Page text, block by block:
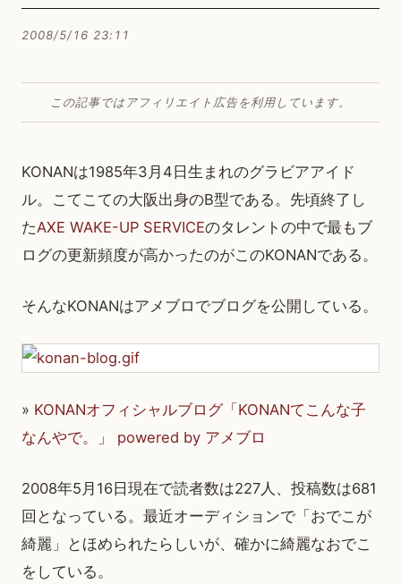
2008/5/16 23:11
この記事ではアフィリエイト広告を利用しています。
KONANは1985年3月4日生まれのグラビアアイド
ル。こてこての大阪出身のB型である。先頃終了し
たAXE WAKE-UP SERVICEのタレントの中で最もブ
ログの更新頻度が高かったのがこのKONANである。
そんなKONANはアメブロでブログを公開している。
» KONANオフィシャルブログ「KONANてこんな子
なんやで。」 powered by アメブロ
2008年5月16日現在で読者数は227人、投稿数は681
回となっている。最近オーディションで「おでこが
綺麗」とほめられたらしいが、確かに綺麗なおでこ
をしている。